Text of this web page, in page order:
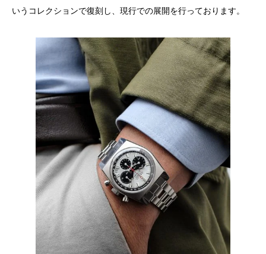
いうコレクションで復刻し、現行での展開を行っております。